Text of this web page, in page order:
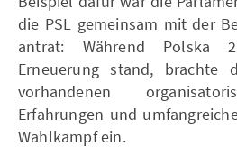
die PSL gemeinsam mit der
antrat: Während Polska
Erneuerung stand, brachte
vorhandenen
Erfahrungen und
Wahlkampf ein.